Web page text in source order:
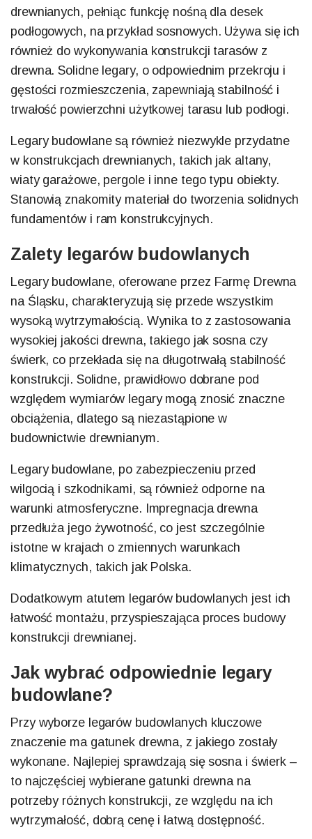
drewnianych, pełniąc funkcję nośną dla desek
podłogowych, na przykład sosnowych. Używa się ich
również do wykonywania konstrukcji tarasów z
drewna. Solidne legary, o odpowiednim przekroju i
gęstości rozmieszczenia, zapewniają stabilność i
trwałość powierzchni użytkowej tarasu lub podłogi.
Legary budowlane są również niezwykle przydatne
w konstrukcjach drewnianych, takich jak altany,
wiaty garażowe, pergole i inne tego typu obiekty.
Stanowią znakomity materiał do tworzenia solidnych
fundamentów i ram konstrukcyjnych.
Zalety legarów budowlanych
Legary budowlane, oferowane przez Farmę Drewna
na Śląsku, charakteryzują się przede wszystkim
wysoką wytrzymałością. Wynika to z zastosowania
wysokiej jakości drewna, takiego jak sosna czy
świerk, co przekłada się na długotrwałą stabilność
konstrukcji. Solidne, prawidłowo dobrane pod
względem wymiarów legary mogą znosić znaczne
obciążenia, dlatego są niezastąpione w
budownictwie drewnianym.
Legary budowlane, po zabezpieczeniu przed
wilgocią i szkodnikami, są również odporne na
warunki atmosferyczne. Impregnacja drewna
przedłuża jego żywotność, co jest szczególnie
istotne w krajach o zmiennych warunkach
klimatycznych, takich jak Polska.
Dodatkowym atutem legarów budowlanych jest ich
łatwość montażu, przyspieszająca proces budowy
konstrukcji drewnianej.
Jak wybrać odpowiednie legary
budowlane?
Przy wyborze legarów budowlanych kluczowe
znaczenie ma gatunek drewna, z jakiego zostały
wykonane. Najlepiej sprawdzają się sosna i świerk –
to najczęściej wybierane gatunki drewna na
potrzeby różnych konstrukcji, ze względu na ich
wytrzymałość, dobrą cenę i łatwą dostępność.